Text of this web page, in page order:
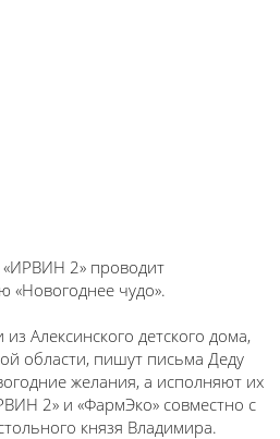
«ИРВИН 2» проводит
«Новогоднее чудо».
Алексинского детского дома,
области, пишут письма Деду
желания, а исполняют их
2» и «ФармЭко» совместно с
князя Владимира.